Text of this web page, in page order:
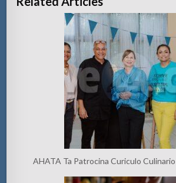
AHATA Ta Patrocina Curiculo